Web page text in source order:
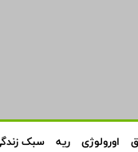
اورولوژی ریه سبک